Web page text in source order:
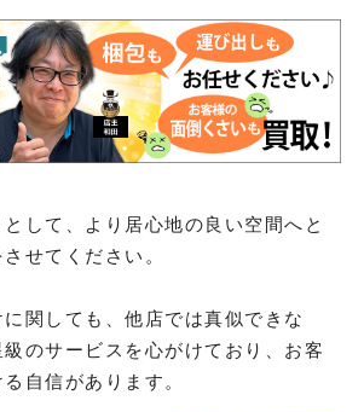
して、より居心地の良い空間へと
せてください。
関しても、他店では真似できな
のサービスを心がけており、お客
自信があります。